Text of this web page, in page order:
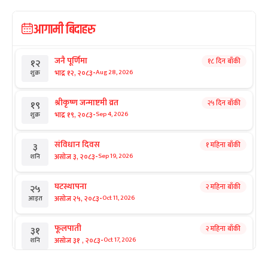
आगामी बिदाहरु
१२
शुक्र
जनै पूर्णिमा
भाद्र १२, २०८३-Aug 28, 2026
१८ दिन बाँकी
१९
शुक्र
श्रीकृष्ण जन्माष्टमी व्रत
भाद्र १९, २०८३-Sep 4, 2026
२५ दिन बाँकी
३
शनि
संविधान दिवस
असोज ३, २०८३-Sep 19, 2026
१ महिना बाँकी
२५
आइत
घटस्थापना
असोज २५, २०८३-Oct 11, 2026
२ महिना बाँकी
३१
शनि
फूलपाती
असोज ३१ , २०८३-Oct 17, 2026
२ महिना बाँकी